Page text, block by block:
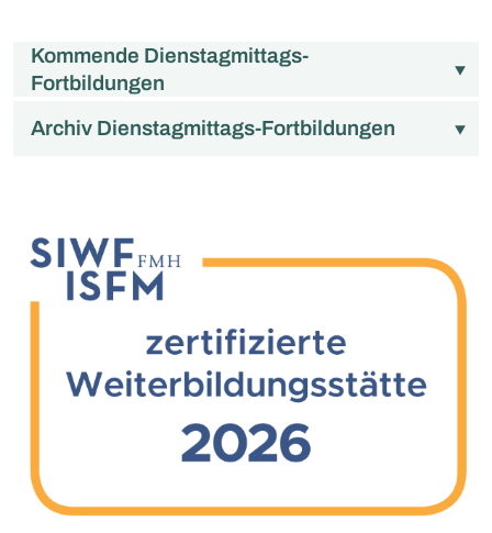
Kommende Dienstagmittags-
Fortbildungen
Archiv Dienstagmittags-Fortbildungen